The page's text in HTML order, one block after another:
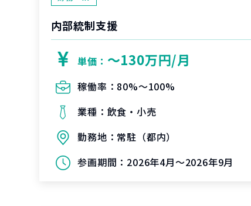
内部統制支援
単価： 〜130万円/月
稼働率： 80%〜100%
業種： 飲食・小売
勤務地： 常駐（都内）
参画期間： 2026年4月～2026年9月